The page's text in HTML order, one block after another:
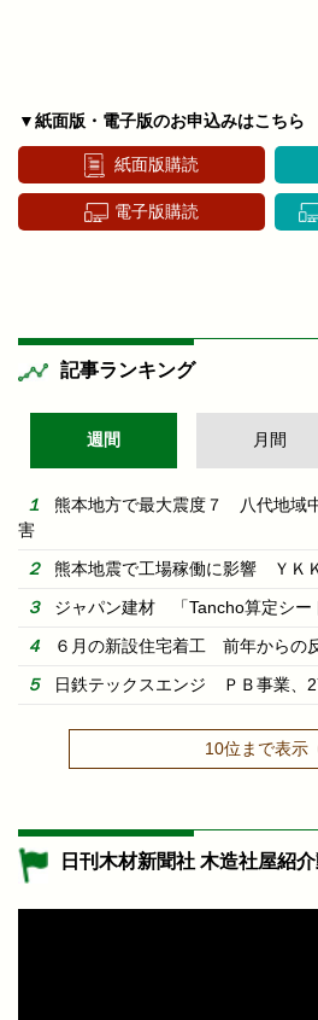
▼紙面版・電子版のお申込みはこちら
紙面版購読
電子版購読
記事ランキング
週間 月間
熊本地方で最大震度７ 八代地域
害
熊本地震で工場稼働に影響 ＹＫ
ジャパン建材 「Tancho算定シー
６月の新設住宅着工 前年からの
日鉄テックスエンジ ＰＢ事業、
10位まで表示
日刊木材新聞社 木造社屋紹